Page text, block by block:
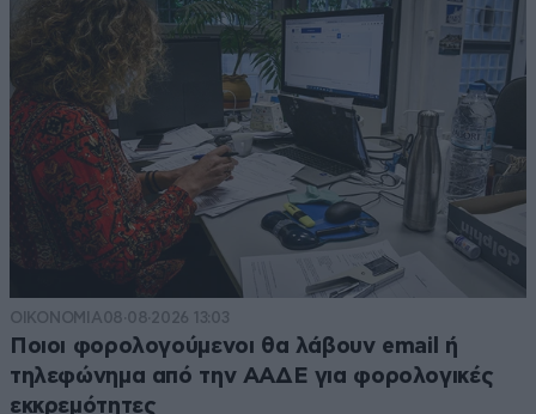
ΟΙΚΟΝΟΜΙΑ08·08·2026 13:03
Ποιοι φορολογούμενοι θα λάβουν email ή
τηλεφώνημα από την ΑΑΔΕ για φορολογικές
εκκρεμότητες